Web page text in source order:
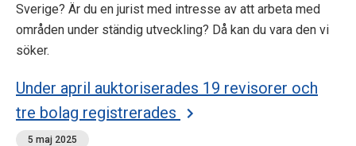
Sverige? Är du en jurist med intresse av att arbeta med
områden under ständig utveckling? Då kan du vara den vi
söker.
Under april auktoriserades 19 revisorer och
tre bolag registrerades
5 maj 2025